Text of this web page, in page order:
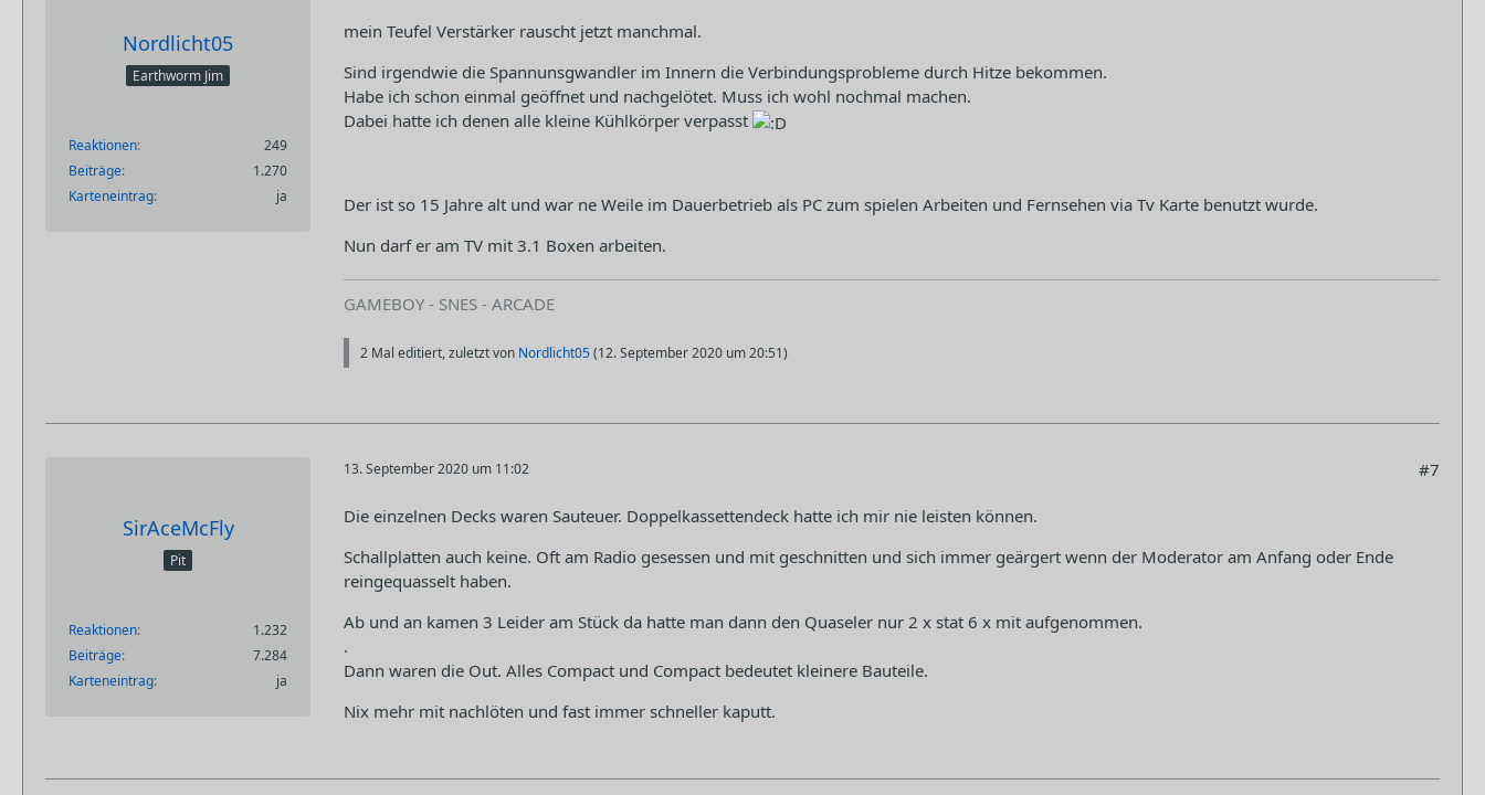
Nordlicht05
Earthworm Jim
Reaktionen
249
Beiträge
1.270
Karteneintrag
ja
mein Teufel Verstärker rauscht jetzt manchmal.
Sind irgendwie die Spannunsgwandler im Innern die Verbindungsprobleme durch Hitze bekommen.
Habe ich schon einmal geöffnet und nachgelötet. Muss ich wohl nochmal machen.
Dabei hatte ich denen alle kleine Kühlkörper verpasst
Der ist so 15 Jahre alt und war ne Weile im Dauerbetrieb als PC zum spielen Arbeiten und Fernsehen via Tv Karte benutzt wurde.
Nun darf er am TV mit 3.1 Boxen arbeiten.
GAMEBOY - SNES - ARCADE
2 Mal editiert, zuletzt von Nordlicht05(12. September 2020 um 20:51)
SirAceMcFly
Pit
Reaktionen
1.232
Beiträge
7.284
Karteneintrag
ja
13. September 2020 um 11:02 #7
Die einzelnen Decks waren Sauteuer. Doppelkassettendeck hatte ich mir nie leisten können.
Schallplatten auch keine. Oft am Radio gesessen und mit geschnitten und sich immer geärgert wenn der Moderator am Anfang oder Ende
reingequasselt haben.
Ab und an kamen 3 Leider am Stück da hatte man dann den Quaseler nur 2 x stat 6 x mit aufgenommen.
.
Dann waren die Out. Alles Compact und Compact bedeutet kleinere Bauteile.
Nix mehr mit nachlöten und fast immer schneller kaputt.